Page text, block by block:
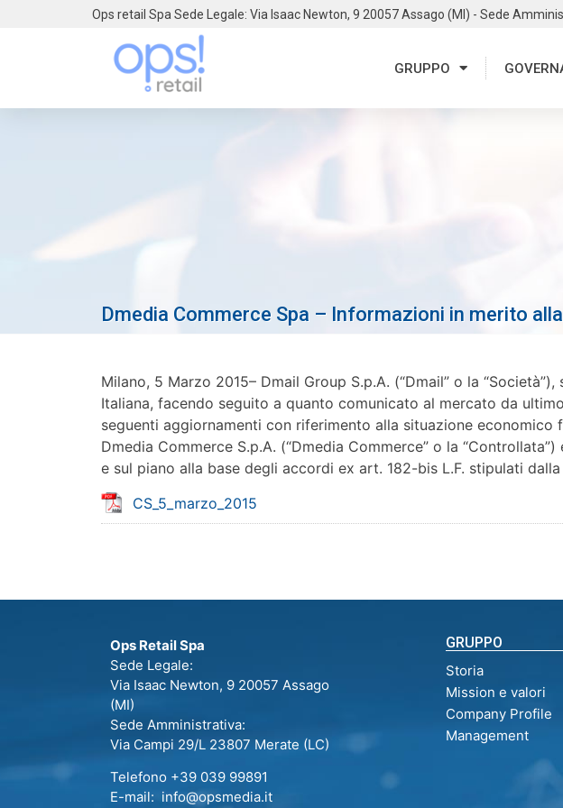
Ops retail Spa Sede Legale: Via Isaac Newton, 9 20057 Assago (MI) - Sede
GRUPPO
Dmedia Commerce Spa – Informazioni in merito
Milano, 5 Marzo 2015– Dmail Group S.p.A. (“Dmail” o la
Italiana, facendo seguito a quanto comunicato al mercato da
seguenti aggiornamenti con riferimento alla situazione economico
Dmedia Commerce S.p.A. (“Dmedia Commerce” o la
e sul piano alla base degli accordi ex art. 182-bis L.F. stipulati
CS_5_marzo_2015
Ops Retail Spa
Sede Legale:
Via Isaac Newton, 9 20057 Assago
(MI)
Sede Amministrativa:
Via Campi 29/L 23807 Merate (LC)
Telefono +39 039 99891
E-mail: info@opsmedia.it
GRUPPO
Storia
Mission e valori
Company Profile
Management